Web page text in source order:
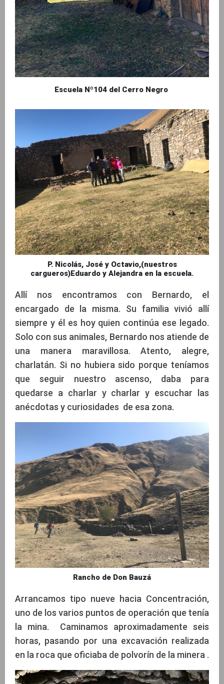
Escuela Nº104 del Cerro Negro
P. Nicolás, José y Octavio,(nuestros
cargueros)Eduardo y Alejandra en la escuela.
Allí nos encontramos con Bernardo, el
encargado de la misma. Su familia vivió allí
siempre y él es hoy quien continúa ese legado.
Solo con sus animales, Bernardo nos atiende de
una manera maravillosa. Atento, alegre,
charlatán. Si no hubiera sido porque teníamos
que seguir nuestro ascenso, daba para
quedarse a charlar y charlar y escuchar las
anécdotas y curiosidades de esa zona.
Rancho de Don Bauzá
Arrancamos tipo nueve hacia Concentración,
uno de los varios puntos de operación que tenía
la mina. Caminamos aproximadamente seis
horas, pasando por una excavación realizada
en la roca que oficiaba de polvorín de la minera .